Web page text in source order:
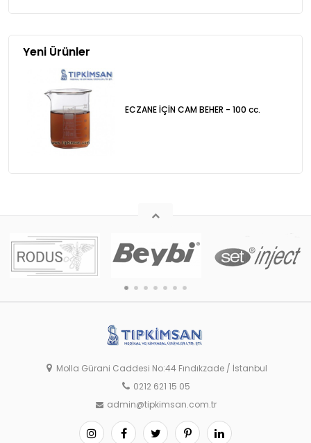
Yeni Ürünler
ECZANE İÇİN CAM BEHER - 100 cc.
Molla Gürani Caddesi No:44 Fındıkzade / İstanbul
0212 621 15 05
admin@tipkimsan.com.tr